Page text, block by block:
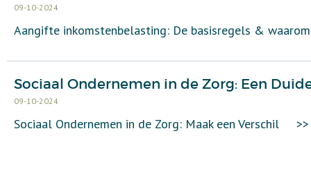
09-10-2024
Aangifte inkomstenbelasting: De basisregels &
Sociaal Ondernemen in de Zorg: Een
09-10-2024
Sociaal Ondernemen in de Zorg: Maak een Verschil >>